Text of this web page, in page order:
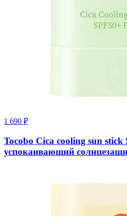
1 690 ₽
Tocobo Cica cooling sun stick
успокаивающий